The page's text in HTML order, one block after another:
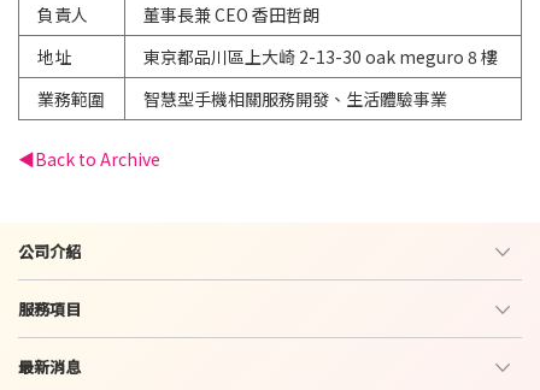
負責人
董事長兼 CEO 香田哲朗
地址
東京都品川區上大崎 2-13-30 oak meguro 8 樓
業務範圍
智慧型手機相關服務開發、生活體驗事業
Back to Archive
公司介紹
服務項目
最新消息